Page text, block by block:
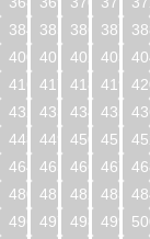
384
385 386 387 388
400
401 402 403 404
416
417 418 419 420
432
433 434 435 436
448
449 450 451 452
464
465 466 467 468
480
481 482 483 484
496
497 498 499 500